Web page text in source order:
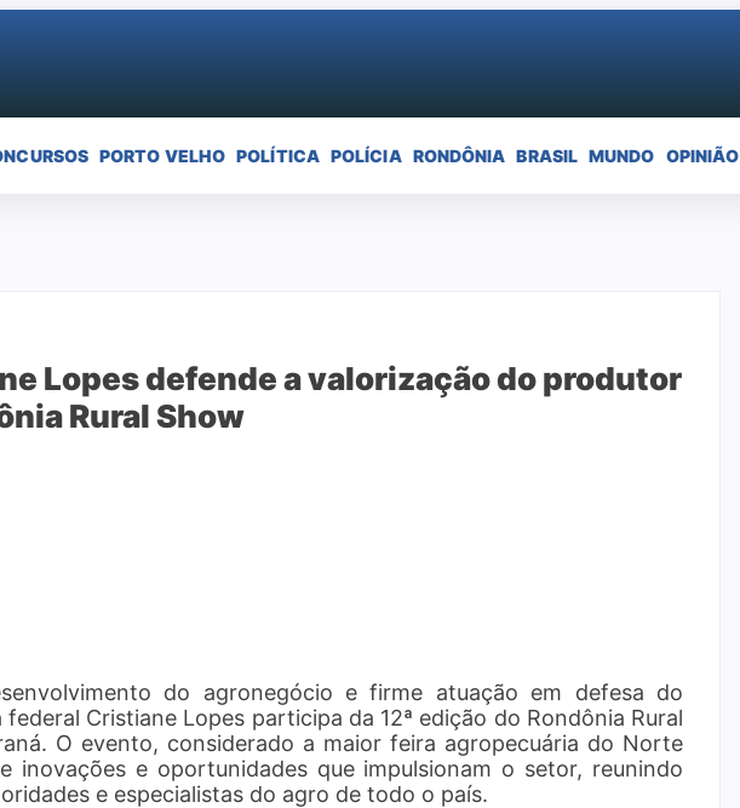
PORTO VELHO POLÍTICA POLÍCIA RONDÔNIA BRASIL MUNDO OPINIÃO
Lopes defende a valorização do produtor
Rural Show
do agronegócio e firme atuação em defesa do
Cristiane Lopes participa da 12ª edição do Rondônia Rural
O evento, considerado a maior feira agropecuária do Norte
inovações e oportunidades que impulsionam o setor, reunindo
e especialistas do agro de todo o país.